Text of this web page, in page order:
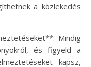
a közlekedés
Mindig
és figyeld a
kapsz,